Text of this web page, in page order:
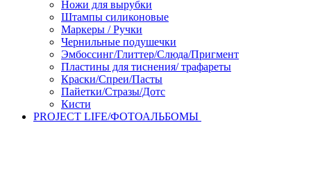
Ножи для вырубки
Штампы силиконовые
Маркеры / Ручки
Чернильные подушечки
Эмбоссинг/Глиттер/Слюда/Пригмент
Пластины для тиснения/ трафареты
Краски/Спреи/Пасты
Пайетки/Стразы/Дотс
Кисти
PROJECT LIFE/ФОТОАЛЬБОМЫ